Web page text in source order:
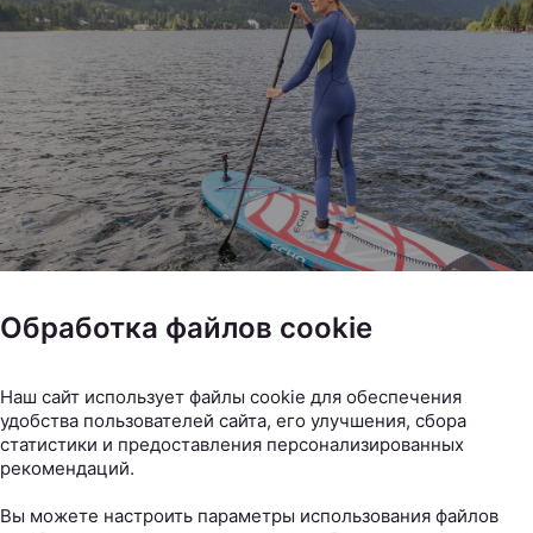
Все просто: то, в чем вам будет удобно. Чаще
либо футболку и шорты. Не забывайте и про
Ну и эстетику: все же фото сделать нужно будет.
Обработка файлов cookie
Наш сайт использует файлы cookie для обеспечения
удобства пользователей сайта, его улучшения, сбора
статистики и предоставления персонализированных
рекомендаций.
Вы можете настроить параметры использования файлов